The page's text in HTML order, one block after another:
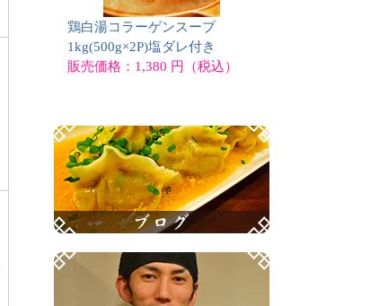
鶏白湯コラーゲンスープ
1kg(500g×2P)塩ダレ付き
販売価格：1,380 円（税込）